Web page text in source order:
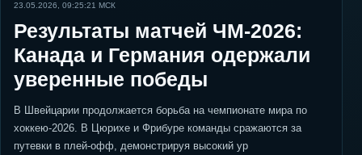
23.05.2026, 09:25:21 МСК
Результаты матчей ЧМ-2026:
Канада и Германия одержали
уверенные победы
В Швейцарии продолжается борьба на чемпионате мира по
хоккею-2026. В Цюрихе и Фрибуре команды сражаются за
путевки в плей-офф, демонстрируя высокий ур